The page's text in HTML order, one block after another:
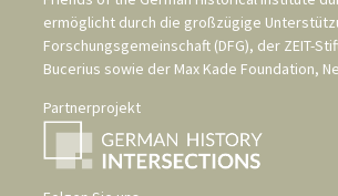
ermöglicht durch die großzügige
Forschungsgemeinschaft (DFG), der ZEIT-
Bucerius sowie der Max Kade Foundation,
Partnerprojekt